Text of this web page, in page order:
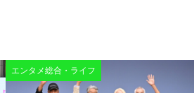
エンタメ総合・ライフ